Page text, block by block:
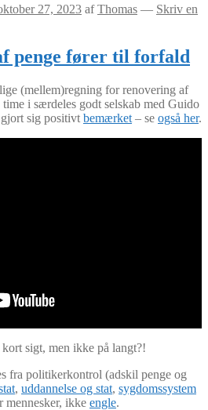
27, 2023 afThomas — Skriv en
penge fører til forfald
(mellem)regning for renovering af
time i særdeles godt selskab med Guido
sig positivt bemærket – se også her.
sigt, men ikke på langt?!
fra politikerkontrol (adskil penge og
, uddannelse og stat, sygdomssystem
ikke engle.